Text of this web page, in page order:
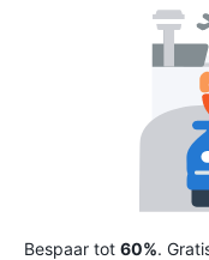
Bespaar tot 60%.